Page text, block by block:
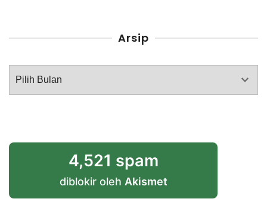
Arsip
Arsip
4,521 spam
diblokir oleh Akismet